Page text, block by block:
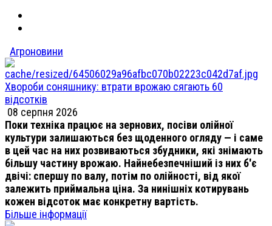
Агроновини
Хвороби соняшнику: втрати врожаю сягають 60
відсотків
08 серпня 2026
Поки техніка працює на зернових, посіви олійної
культури залишаються без щоденного огляду — і саме
в цей час на них розвиваються збудники, які знімають
більшу частину врожаю. Найнебезпечніший із них б'є
двічі: спершу по валу, потім по олійності, від якої
залежить приймальна ціна. За нинішніх котирувань
кожен відсоток має конкретну вартість.
Більше інформації